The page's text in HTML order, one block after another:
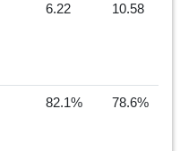
6.22 10.58
82.1% 78.6%